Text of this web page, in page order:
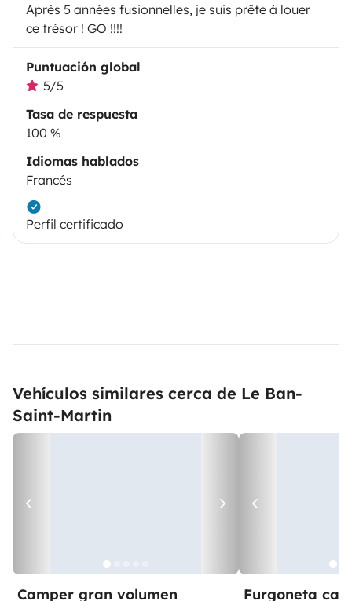
Après 5 années fusionnelles, je suis prête à louer
ce trésor ! GO !!!!
Puntuación global
5/5
Tasa de respuesta
100 %
Idiomas hablados
Francés
Perfil certificado
Vehículos similares cerca de Le Ban-
Saint-Martin
Camper gran volumen Furgoneta